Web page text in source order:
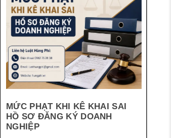
MỨC PHẠT KHI KÊ KHAI SAI
HỒ SƠ ĐĂNG KÝ DOANH
NGHIỆP